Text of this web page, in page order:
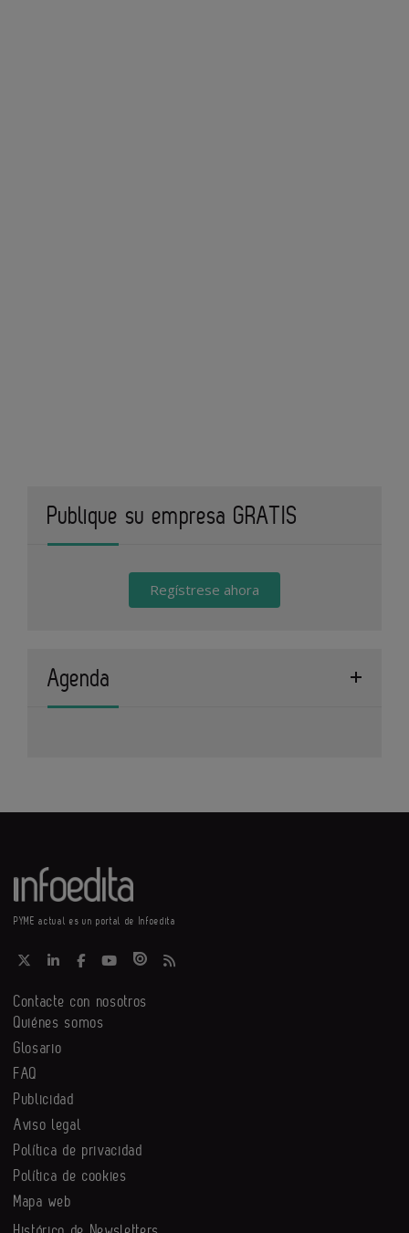
Publique su empresa GRATIS
Regístrese ahora
Agenda
PYME actual es un portal de Infoedita
Contacte con nosotros
Quiénes somos
Glosario
FAQ
Publicidad
Aviso legal
Política de privacidad
Política de cookies
Mapa web